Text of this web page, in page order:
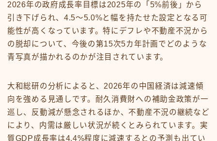
2026年の政府成長率目標は2025年の「5%前後」から
引き下げられ、4.5〜5.0%と幅を持たせた設定となる可
能性が高くなっています。特にデフレや不動産不況から
の脱却について、今後の第15次5カ年計画でどのような
青写真が描かれるのかが注目されています。
大和総研の分析によると、2026年の中国経済は減速傾
向を強める見通しです。耐久消費財への補助金政策が一
巡し、反動減が懸念されるほか、不動産不況の継続など
により、内需は厳しい状況が続くとみられています。実
質GDP成長率は4.4%程度に減速するとの予測も出てい